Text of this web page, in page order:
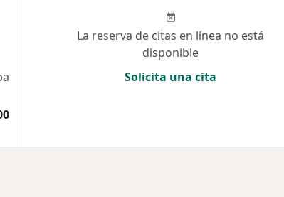
La reserva de citas en línea no está
disponible
Solicita una cita